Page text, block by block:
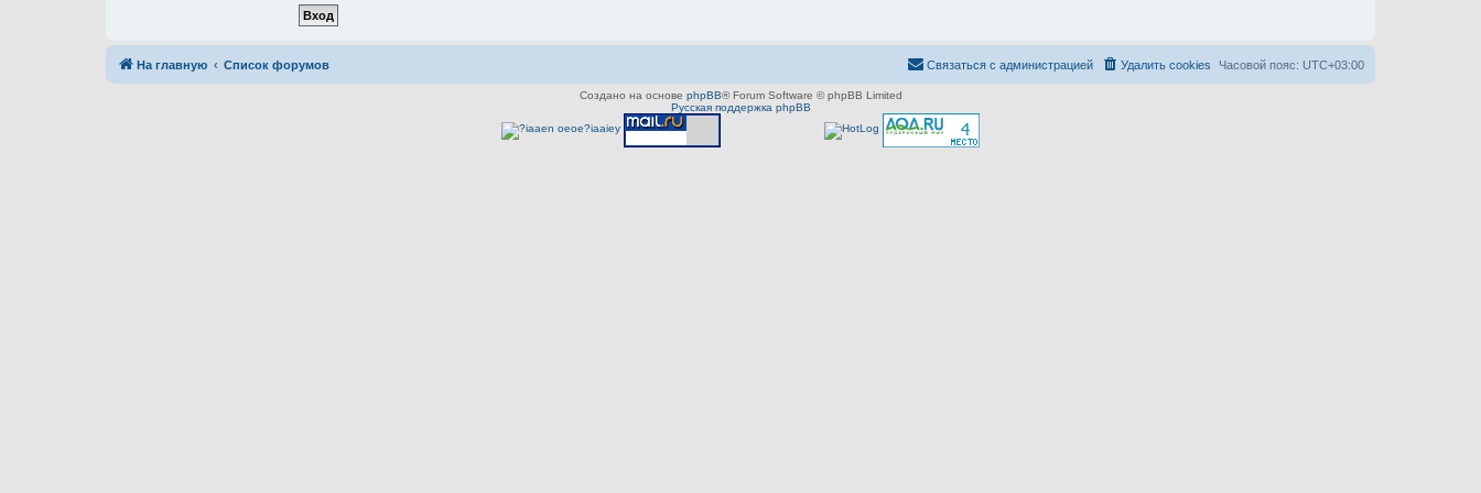
На главную Список форумов Часовой пояс: UTC+03:00
Удалить cookies
Связаться с администрацией
Создано на основе phpBB® Forum Software © phpBB Limited
Русская поддержка phpBB